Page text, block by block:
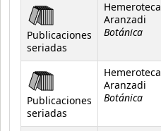
Publicaciones
seriadas
Hemeroteca
Aranzadi
Botánica
Publicaciones
seriadas
Hemeroteca
Aranzadi
Botánica